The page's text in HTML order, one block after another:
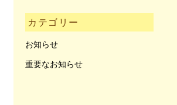
カテゴリー
お知らせ
重要なお知らせ